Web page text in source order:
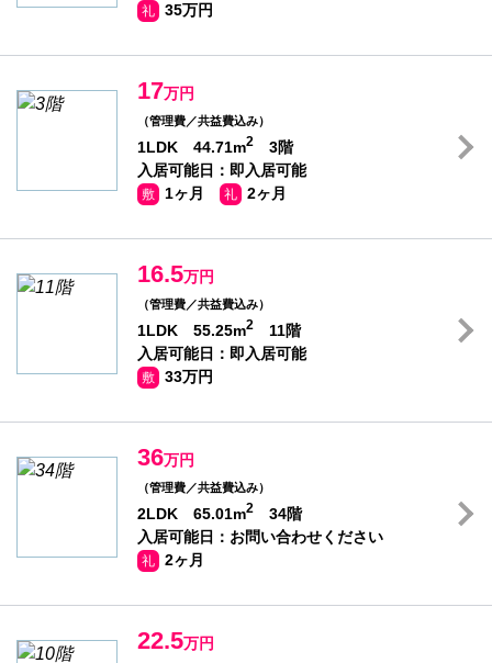
礼 35万円
17万円
（管理費／共益費込み）
1LDK 44.71m2
3階
入居可能日：即入居可能
敷 1ヶ月 礼 2ヶ月
16.5万円
（管理費／共益費込み）
1LDK 55.25m2
11階
入居可能日：即入居可能
敷 33万円
36万円
（管理費／共益費込み）
2LDK 65.01m2
34階
入居可能日：お問い合わせください
礼 2ヶ月
22.5万円